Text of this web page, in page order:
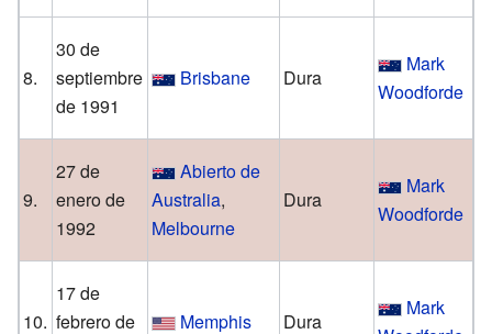
8.
30 de
septiembre
de 1991
Brisbane Dura
Mark
Woodforde
9.
27 de
enero de
1992
Abierto de
Australia,
Melbourne
Dura
Mark
Woodforde
10.
17 de
febrero de
Memphis Dura
Mark